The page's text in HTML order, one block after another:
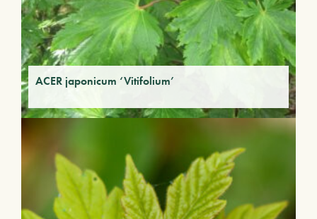
ACER japonicum ‘Vitifolium’